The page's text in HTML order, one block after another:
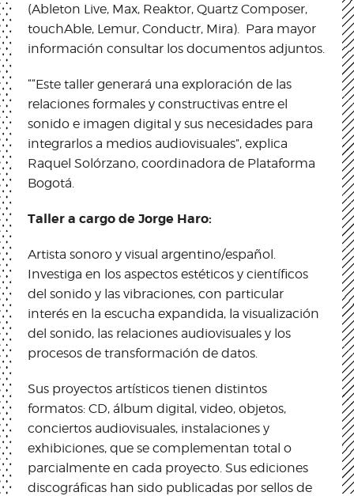
(Ableton Live, Max, Reaktor, Quartz Composer,
touchAble, Lemur, Conductr, Mira). Para mayor
información consultar los documentos adjuntos.
““Este taller generará una exploración de las
relaciones formales y constructivas entre el
sonido e imagen digital y sus necesidades para
integrarlos a medios audiovisuales”, explica
Raquel Solórzano, coordinadora de Plataforma
Bogotá.
Taller a cargo de Jorge Haro:
Artista sonoro y visual argentino/español.
Investiga en los aspectos estéticos y científicos
del sonido y las vibraciones, con particular
interés en la escucha expandida, la visualización
del sonido, las relaciones audiovisuales y los
procesos de transformación de datos.
Sus proyectos artísticos tienen distintos
formatos: CD, álbum digital, video, objetos,
conciertos audiovisuales, instalaciones y
exhibiciones, que se complementan total o
parcialmente en cada proyecto. Sus ediciones
discográficas han sido publicadas por sellos de